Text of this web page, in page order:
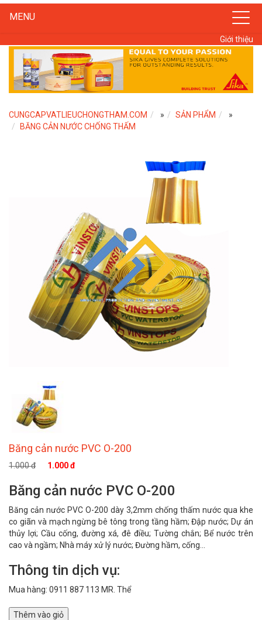
MENU
Giới thiệu
CUNGCAPVATLIEUCHONGTHAM.COM » SẢN PHẨM
»
BĂNG CẢN NƯỚC CHỐNG THẤM
Băng cản nước PVC O-200
1.000 đ 1.000 đ
Băng cản nước PVC O-200
Băng cản nước PVC O-200 dày 3,2mm chống thấm nước qua khe
co giãn và mạch ngừng bê tông trong tầng hầm; Đập nước; Dự án
thủy lợi; Cầu cống, đường xá, đê điều; Tường chắn; Bể nước trên
cao và ngầm; Nhà máy xử lý nước; Đường hầm, cống...
Thông tin dịch vụ:
Mua hàng: 0911 887 113 MR. Thể
Thêm vào giỏ